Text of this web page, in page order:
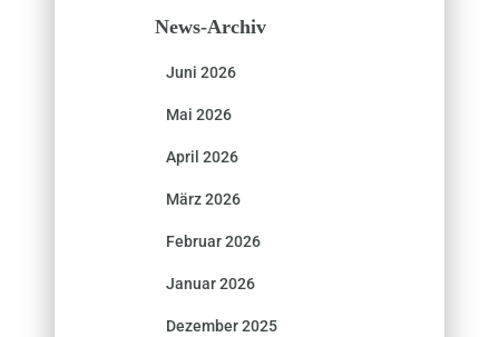
News-Archiv
Juni 2026
Mai 2026
April 2026
März 2026
Februar 2026
Januar 2026
Dezember 2025